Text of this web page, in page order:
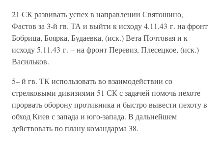
21 СК развивать успех в направлении Святошино,
Фастов за 3-й гв. ТА и выйти к исходу 4.11.43 г. на фронт
Бобрица, Боярка, Будаевка, (иск.) Вета Почтовая и к
исходу 5.11.43 г. – на фронт Перевиз, Плесецкое, (иск.)
Васильков.
5– й гв. ТК использовать во взаимодействии со
стрелковыми дивизиями 51 СК с задачей помочь пехоте
прорвать оборону противника и быстро вывести пехоту в
обход Киев с запада и юго-запада. В дальнейшем
действовать по плану командарма 38.